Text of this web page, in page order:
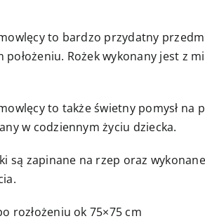
to bardzo przydatny
położeniu. Rożek wykonany jest z
to także świetny pomysł
w codziennym życiu dziecka.
są zapinane na rzep oraz
rozłożeniu ok 75×75 cm